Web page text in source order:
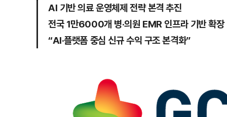
AI 기반 의료 운영체제 전략 본격 추진
전국 1만6000개 병·의원 EMR 인프라 기반 확장
“AI·플랫폼 중심 신규 수익 구조 본격화”